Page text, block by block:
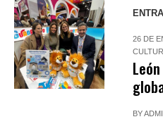
26 DE
BY